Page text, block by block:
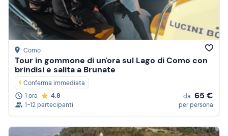
Como
Tour in gommone di un'ora sul Lago di Como con
brindisi e salita a Brunate
Conferma immediata
1 ora
4.8
1-12 partecipanti
da 65 €
per persona